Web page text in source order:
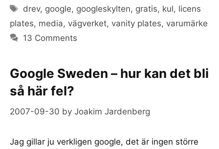
Tags
drev, google, googleskylten, gratis, kul, licens
plates, media, vägverket, vanity plates, varumärke
13 Comments
Google Sweden – hur kan det bli
så här fel?
2007-09-30 by Joakim Jardenberg
Jag gillar ju verkligen google, det är ingen större